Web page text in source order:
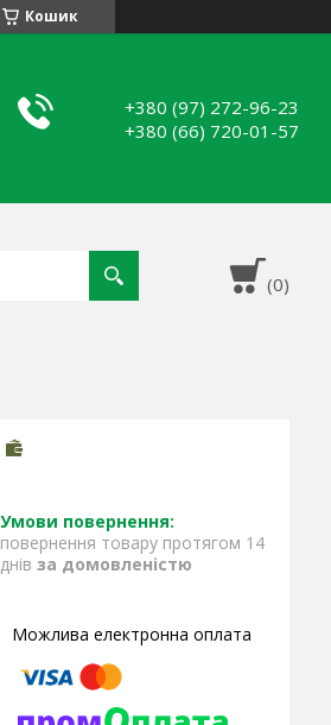
Кошик
+380 (97) 272-96-23
+380 (66) 720-01-57
повернення товару протягом 14
днів за домовленістю